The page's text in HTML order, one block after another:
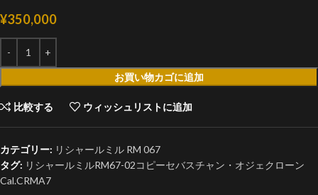
¥350,000
お買い物カゴに追加
比較する ウィッシュリストに追加
カテゴリー: リシャールミル RM 067
タグ: リシャールミルRM67-02コピーセバスチャン・オジェクローン
Cal.CRMA7